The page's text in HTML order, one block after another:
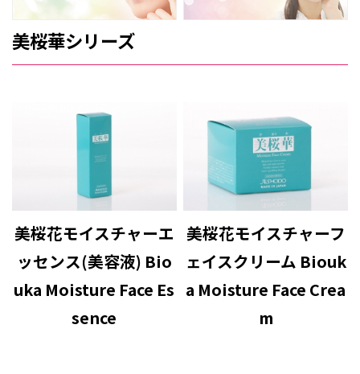
美桜華シリーズ
美桜花モイスチャーエ
ッセンス(美容液) Bio
uka Moisture Face Es
sence
美桜花モイスチャーフ
ェイスクリーム Biouk
a Moisture Face Crea
m